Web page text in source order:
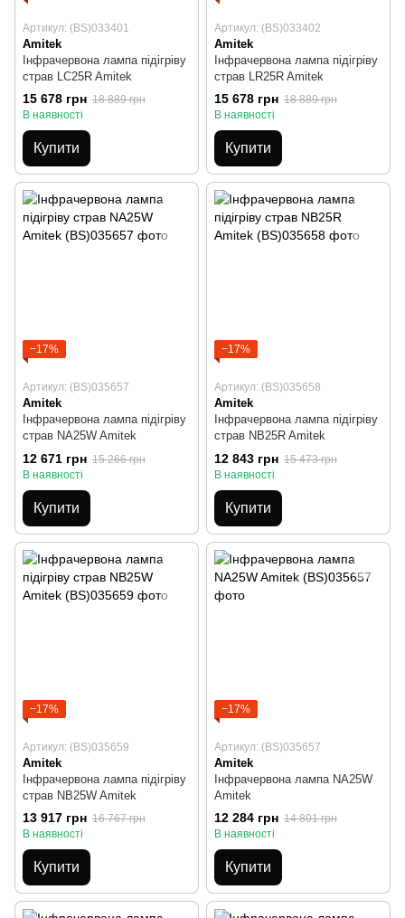
Артикул: (BS)033401
Amitek
Інфрачервона лампа підігріву
страв LC25R Amitek
15 678 грн 18 889 грн
В наявності
Купити
Артикул: (BS)033402
Amitek
Інфрачервона лампа підігріву
страв LR25R Amitek
15 678 грн 18 889 грн
В наявності
Купити
−17%
Артикул: (BS)035657
Amitek
Інфрачервона лампа підігріву
страв NA25W Amitek
12 671 грн 15 266 грн
В наявності
Купити
−17%
Артикул: (BS)035658
Amitek
Інфрачервона лампа підігріву
страв NB25R Amitek
12 843 грн 15 473 грн
В наявності
Купити
−17%
Артикул: (BS)035659
Amitek
Інфрачервона лампа підігріву
страв NB25W Amitek
13 917 грн 16 767 грн
В наявності
Купити
−17%
Артикул: (BS)035657
Amitek
Інфрачервона лампа NA25W
Amitek
12 284 грн 14 801 грн
В наявності
Купити